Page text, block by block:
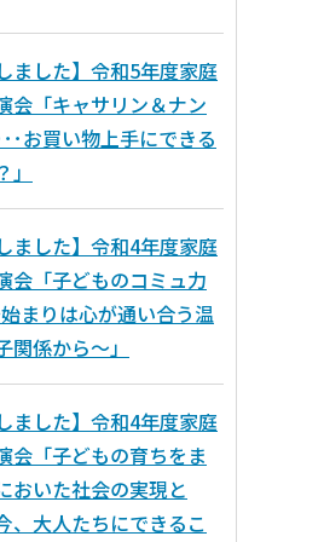
ました】令和5年度家庭
会「キャサリン＆ナン
･お買い物上手にできる
ました】令和4年度家庭
会「子どものコミュ力
まりは心が通い合う温
関係から～」
ました】令和4年度家庭
会「子どもの育ちをま
おいた社会の実現と
大人たちにできるこ